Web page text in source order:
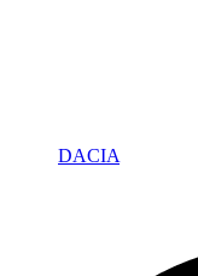
DACIA